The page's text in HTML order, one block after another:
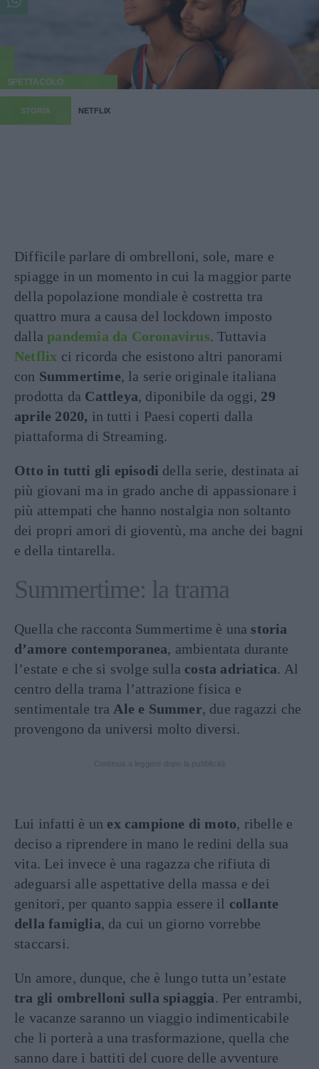
SPETTACOLO
STORIA NETFLIX
Difficile parlare di ombrelloni, sole, mare e
spiagge in un momento in cui la maggior parte
della popolazione mondiale è costretta tra
quattro mura a causa del lockdown imposto
dallapandemia da Coronavirus. Tuttavia
Netflix ci ricorda che esistono altri panorami
con Summertime, la serie originale italiana
prodotta da Cattleya, diponibile da oggi, 29
aprile 2020, in tutti i Paesi coperti dalla
piattaforma di Streaming.
Otto in tutti gli episodi della serie, destinata ai
più giovani ma in grado anche di appassionare i
più attempati che hanno nostalgia non soltanto
dei propri amori di gioventù, ma anche dei bagni
e della tintarella.
Summertime: la trama
Quella che racconta Summertime è una storia
d’amore contemporanea, ambientata durante
l’estate e che si svolge sulla costa adriatica. Al
centro della trama l’attrazione fisica e
sentimentale tra Ale e Summer, due ragazzi che
provengono da universi molto diversi.
Lui infatti è un ex campione di moto, ribelle e
deciso a riprendere in mano le redini della sua
vita. Lei invece è una ragazza che rifiuta di
adeguarsi alle aspettative della massa e dei
genitori, per quanto sappia essere il collante
della famiglia, da cui un giorno vorrebbe
staccarsi.
Un amore, dunque, che è lungo tutta un’estate
tra gli ombrelloni sulla spiaggia. Per entrambi,
le vacanze saranno un viaggio indimenticabile
che li porterà a una trasformazione, quella che
sanno dare i battiti del cuore delle avventure